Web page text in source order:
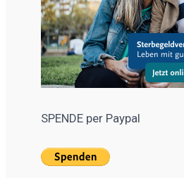
SPENDE per Paypal